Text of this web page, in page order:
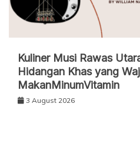
Kuliner Musi Rawas
Hidangan Khas yang
MakanMinumVitamin
3 August 2026